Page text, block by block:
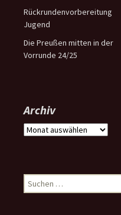
Rückrundenvorbereitung
Jugend
Die Preußen mitten in der
Vorrunde 24/25
Archiv
Archiv
Suchen
nach: